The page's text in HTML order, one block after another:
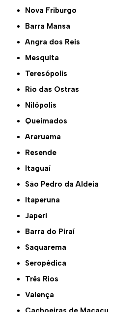
Nova Friburgo
Barra Mansa
Angra dos Reis
Mesquita
Teresópolis
Rio das Ostras
Nilópolis
Queimados
Araruama
Resende
Itaguaí
São Pedro da Aldeia
Itaperuna
Japeri
Barra do Piraí
Saquarema
Seropédica
Três Rios
Valença